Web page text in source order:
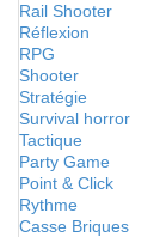
Rail Shooter
Réflexion
RPG
Shooter
Stratégie
Survival horror
Tactique
Party Game
Point & Click
Rythme
Casse Briques